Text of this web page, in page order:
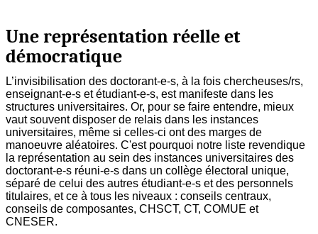
Une représentation réelle et
démocratique
L’invisibilisation des doctorant-e-s, à la fois chercheuses/rs,
enseignant-e-s et étudiant-e-s, est manifeste dans les
structures universitaires. Or, pour se faire entendre, mieux
vaut souvent disposer de relais dans les instances
universitaires, même si celles-ci ont des marges de
manoeuvre aléatoires. C'est pourquoi notre liste revendique
la représentation au sein des instances universitaires des
doctorant-e-s réuni-e-s dans un collège électoral unique,
séparé de celui des autres étudiant-e-s et des personnels
titulaires, et ce à tous les niveaux : conseils centraux,
conseils de composantes, CHSCT, CT, COMUE et
CNESER.